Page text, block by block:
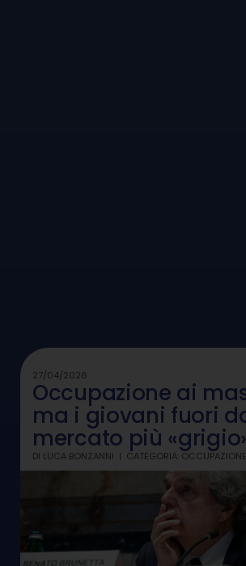
27/04/2026
Occupazione ai
ma i giovani fuori
mercato più
DI LUCA BONZANNI CATEGORIA: OCCUPAZIONE